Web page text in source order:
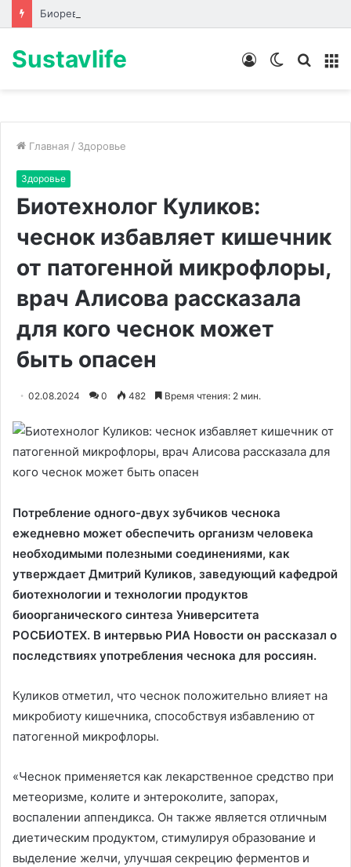
Sustavlife
Switch
Войти
Главная / Здоровье
Здоровье
Биотехнолог Куликов:
чеснок избавляет кишечник
от патогенной микрофлоры,
врач Алисова рассказала
для кого чеснок может
быть опасен
02.08.2024 0 482 Время чтения: 2 мин.
Потребление одного-двух зубчиков чеснока
ежедневно может обеспечить организм человека
необходимыми полезными соединениями, как
утверждает Дмитрий Куликов, заведующий кафедрой
биотехнологии и технологии продуктов
биоорганического синтеза Университета
РОСБИОТЕХ. В интервью РИА Новости он рассказал о
последствиях употребления чеснока для россиян.
Куликов отметил, что чеснок положительно влияет на
микробиоту кишечника, способствуя избавлению от
патогенной микрофлоры.
«Чеснок применяется как лекарственное средство при
метеоризме, колите и энтероколите, запорах,
воспалении аппендикса. Он также является отличным
диетическим продуктом, стимулируя образование и
выделение желчи, улучшая секрецию ферментов и